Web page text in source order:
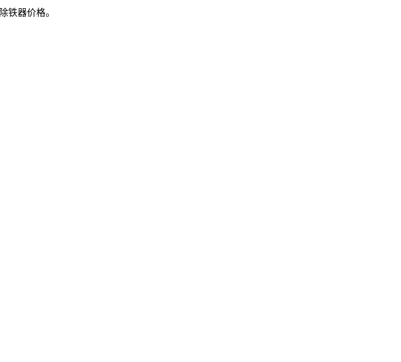
铁器价格。